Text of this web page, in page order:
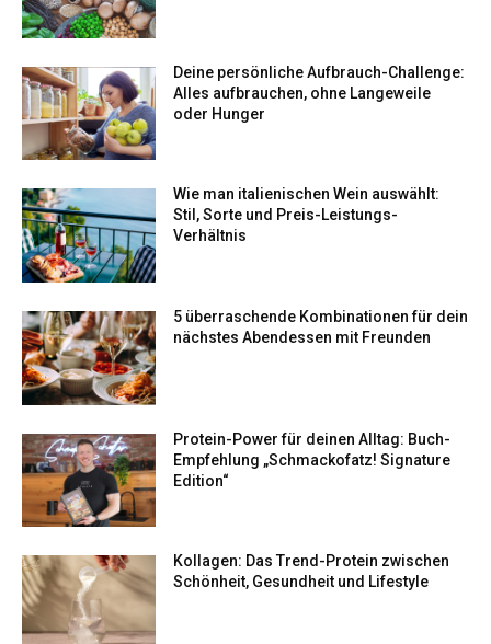
Deine persönliche Aufbrauch-Challenge:
Alles aufbrauchen, ohne Langeweile
oder Hunger
Wie man italienischen Wein auswählt:
Stil, Sorte und Preis-Leistungs-
Verhältnis
5 überraschende Kombinationen für dein
nächstes Abendessen mit Freunden
Protein-Power für deinen Alltag: Buch-
Empfehlung „Schmackofatz! Signature
Edition“
Kollagen: Das Trend-Protein zwischen
Schönheit, Gesundheit und Lifestyle